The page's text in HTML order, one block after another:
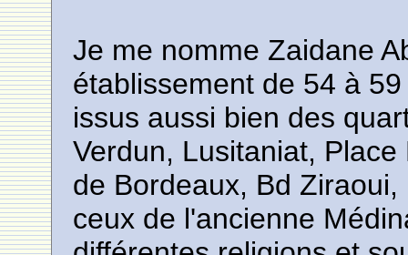
Je me nomme Zaidane
établissement de 54 à
issus aussi bien des
Verdun, Lusitaniat,
de Bordeaux, Bd
ceux de l'ancienne